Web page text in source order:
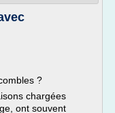
?
chargées
ont souvent